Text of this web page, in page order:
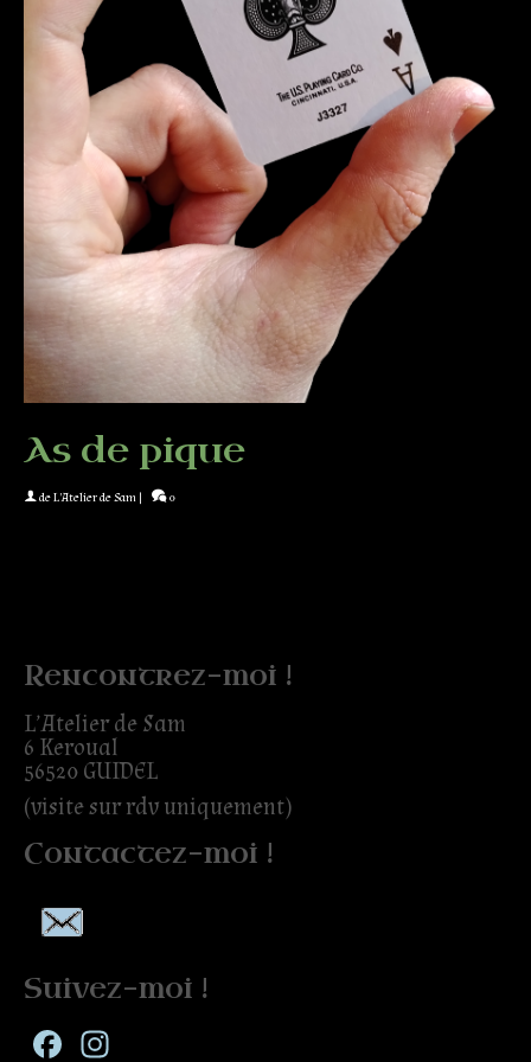
As de pique
deL'Atelier de Sam | 0
Rencontrez-moi !
L’Atelier de Sam
6 Keroual
56520 GUIDEL
(visite sur rdv uniquement)
Contactez-moi !
Suivez-moi !
Facebook